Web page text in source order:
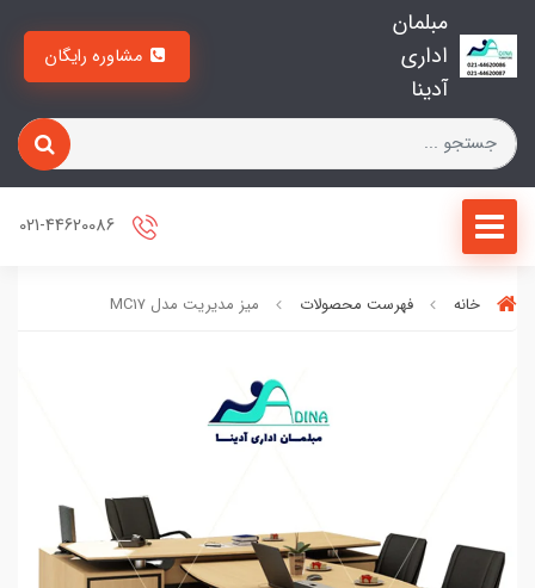
مبلمان
اداری
آدینا
خانه فهرست محصولات میز مدیریت مدل MC17